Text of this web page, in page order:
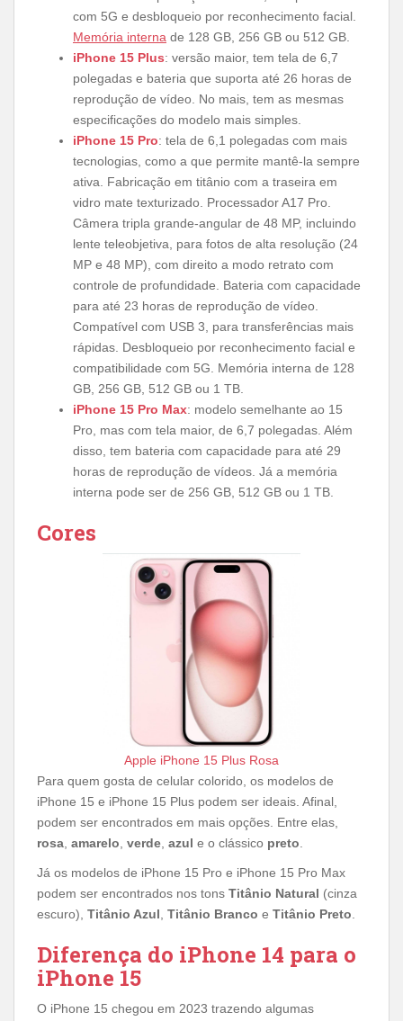
com 5G e desbloqueio por reconhecimento facial.
Memória interna de 128 GB, 256 GB ou 512 GB.
iPhone 15 Plus: versão maior, tem tela de 6,7
polegadas e bateria que suporta até 26 horas de
reprodução de vídeo. No mais, tem as mesmas
especificações do modelo mais simples.
iPhone 15 Pro: tela de 6,1 polegadas com mais
tecnologias, como a que permite mantê-la sempre
ativa. Fabricação em titânio com a traseira em
vidro mate texturizado. Processador A17 Pro.
Câmera tripla grande-angular de 48 MP, incluindo
lente teleobjetiva, para fotos de alta resolução (24
MP e 48 MP), com direito a modo retrato com
controle de profundidade. Bateria com capacidade
para até 23 horas de reprodução de vídeo.
Compatível com USB 3, para transferências mais
rápidas. Desbloqueio por reconhecimento facial e
compatibilidade com 5G. Memória interna de 128
GB, 256 GB, 512 GB ou 1 TB.
iPhone 15 Pro Max: modelo semelhante ao 15
Pro, mas com tela maior, de 6,7 polegadas. Além
disso, tem bateria com capacidade para até 29
horas de reprodução de vídeos. Já a memória
interna pode ser de 256 GB, 512 GB ou 1 TB.
Cores
Apple iPhone 15 Plus Rosa
Para quem gosta de celular colorido, os modelos de
iPhone 15 e iPhone 15 Plus podem ser ideais. Afinal,
podem ser encontrados em mais opções. Entre elas,
rosa amarelo verde azul e o clássico preto
Já os modelos de iPhone 15 Pro e iPhone 15 Pro Max
podem ser encontrados nos tons Titânio Natural (cinza
escuro), Titânio Azul Titânio Branco e Titânio Preto
Diferença do iPhone 14 para o
iPhone 15
O iPhone 15 chegou em 2023 trazendo algumas